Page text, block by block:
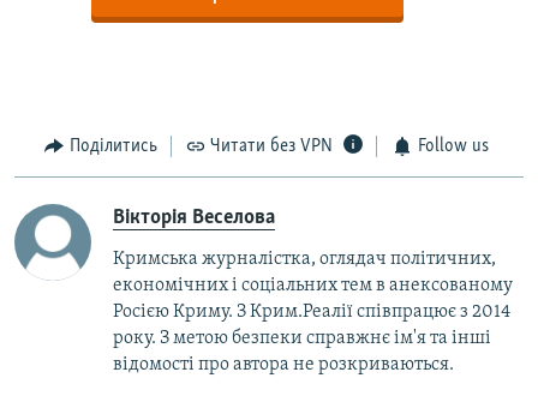
Поділитись Читати без VPN Follow us
Вікторія Веселова
Кримська журналістка, оглядач політичних,
економічних і соціальних тем в анексованому
Росією Криму. З Крим.Реалії співпрацює з 2014
року. З метою безпеки справжнє ім'я та інші
відомості про автора не розкриваються.